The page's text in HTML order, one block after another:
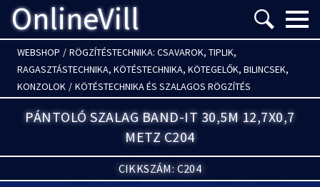
OnlineVill Menü
WEBSHOP / RÖGZÍTÉSTECHNIKA: CSAVAROK, TIPLIK,
RAGASZTÁSTECHNIKA, KÖTÉSTECHNIKA, KÖTEGELŐK, BILINCSEK,
KONZOLOK / KÖTÉSTECHNIKA ÉS SZALAGOS RÖGZÍTÉS
PÁNTOLÓ SZALAG BAND-IT 30,5M 12,7X0,7
METZ C204
CIKKSZÁM: C204